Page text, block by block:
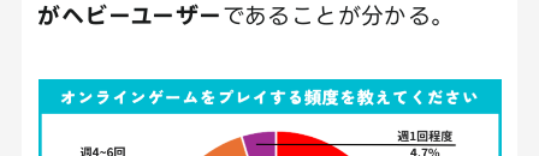
がヘビーユーザーであることが分かる。